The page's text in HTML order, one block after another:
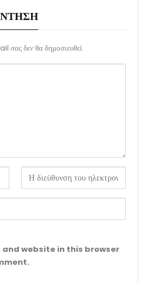
σας δεν θα δημοσιευθεί.
and website in this browser